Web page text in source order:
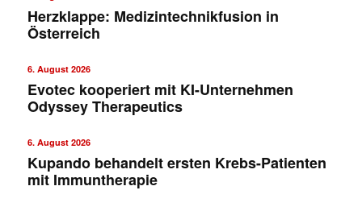
Herzklappe: Medizintechnikfusion in
Österreich
6. August 2026
Evotec kooperiert mit KI-Unternehmen
Odyssey Therapeutics
6. August 2026
Kupando behandelt ersten Krebs-Patienten
mit Immuntherapie